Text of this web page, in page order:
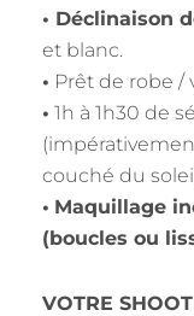
• Déclinaison
et blanc.
• Prêt de robe /
• 1h à 1h30 de
couché du
• Maquillage
(boucles ou
VOTRE